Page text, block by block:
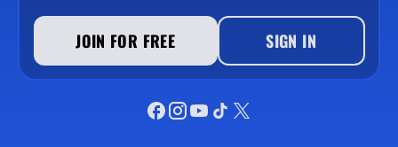
JOIN FOR FREE SIGN IN